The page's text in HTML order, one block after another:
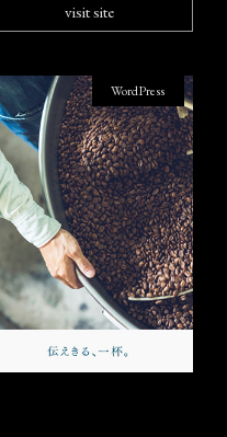
visit site
WordPress